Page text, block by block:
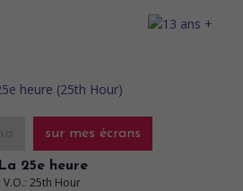
sur mes écrans
La 25e heure
V.O.: 25th Hour